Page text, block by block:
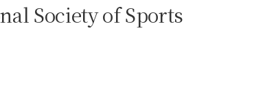
Society of Sports